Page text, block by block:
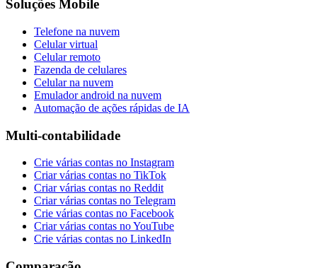
Soluções Mobile
Telefone na nuvem
Celular virtual
Celular remoto
Fazenda de celulares
Celular na nuvem
Emulador android na nuvem
Automação de ações rápidas de IA
Multi-contabilidade
Crie várias contas no Instagram
Criar várias contas no TikTok
Criar várias contas no Reddit
Criar várias contas no Telegram
Crie várias contas no Facebook
Criar várias contas no YouTube
Crie várias contas no LinkedIn